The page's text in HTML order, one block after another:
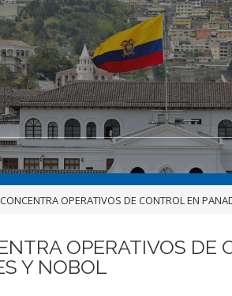
OPERATIVOS DE CONTROL EN
OPERATIVOS DE
Y NOBOL